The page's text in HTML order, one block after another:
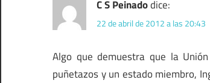
C S Peinadodice:
22 de abril de 2012 a las 20:43
Algo que demuestra que la
puñetazos y un estado miembro,